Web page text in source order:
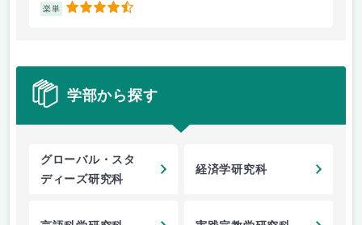
楽単 4.5
学部から探す
グローバル・スタ
ディーズ研究科
経済学研究科